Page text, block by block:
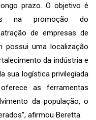
prazo. O objetivo é
na promoção do
de empresas de
possui uma localização
da indústria e
sua logística privilegiada
as ferramentas
da população, o
afirmou Beretta.